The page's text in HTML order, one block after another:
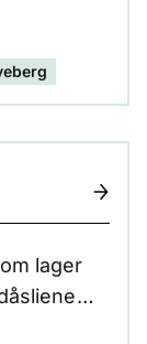
februar.
lager